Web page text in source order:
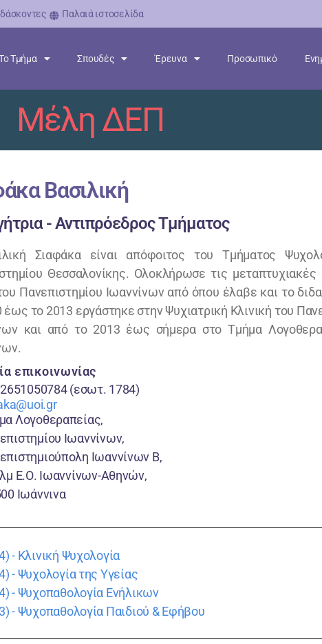
Παλαιά ιστοσελίδα
Τμήμα Σπουδές Έρευνα Προσωπικό
Μέλη ΔΕΠ
Βασιλική
- Αντιπρόεδρος Τμήματος
Σιαφάκα είναι απόφοιτος του Τμήματος
Θεσσαλονίκης. Ολοκλήρωσε τις μεταπτυχιακές
Πανεπιστημίου Ιωαννίνων από όπου έλαβε και το
έως το 2013 εργάστηκε στην Ψυχιατρική Κλινική του
και από το 2013 έως σήμερα στο Τμήμα
επικοινωνίας
(εσωτ. 1784)
Λογοθεραπείας,
Ιωαννίνων,
Ιωαννίνων Β,
Ε.Ο. Ιωαννίνων-Αθηνών,
Ιωάννινα
- Κλινική Ψυχολογία
- Ψυχολογία της Υγείας
- Ψυχοπαθολογία Ενήλικων
- Ψυχοπαθολογία Παιδιού & Εφήβου